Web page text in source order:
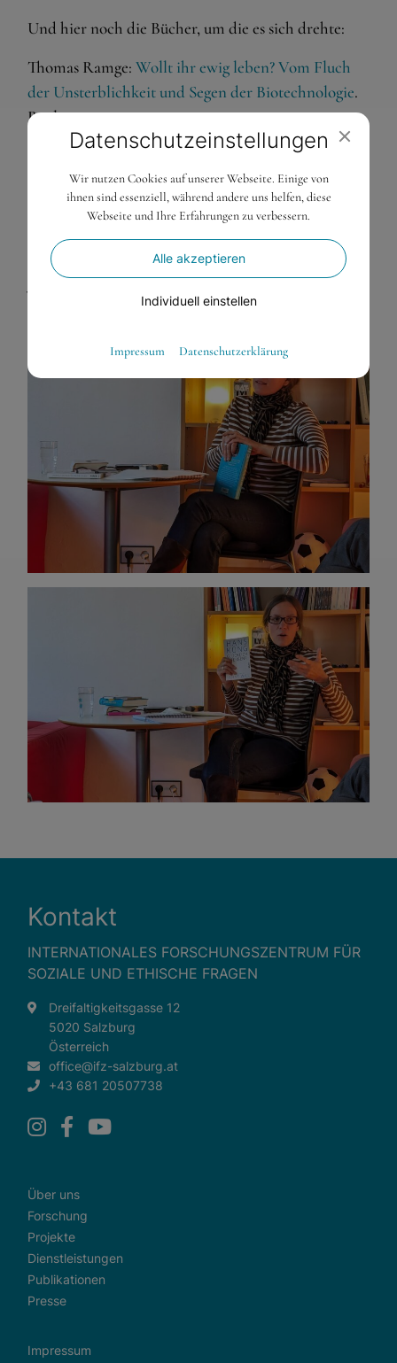
Und hier noch die Bücher, um die es sich drehte:
Thomas Ramge: Wollt ihr ewig leben? Vom Fluch
der Unsterblichkeit und Segen der Biotechnologie.
Reclam, 2023
Hans Küng: Glücklich sterben? Piper, 2014
Caitlin Doughty:Wo die Toten tanzen. Wie rund
um die Welt gestorben und getrauert wird. Malik
Verlag, 2019
Julian Barnes:Nichts, was man fürchten müsste. btb
Kontakt
INTERNATIONALES FORSCHUNGSZENTRUM FÜR
SOZIALE UND ETHISCHE FRAGEN
Dreifaltigkeitsgasse 12
5020 Salzburg
Österreich
office@ifz-salzburg.at
+43 681 20507738
Über uns
Forschung
Projekte
Dienstleistungen
Publikationen
Presse
Impressum
Datenschutz­einstellungen
Wir nutzen Cookies auf unserer Webseite. Einige von
ihnen sind essenziell, während andere uns helfen, diese
Webseite und Ihre Erfahrungen zu verbessern.
Alle akzeptieren
Individuell einstellen
Essenzielle Cookies ermöglichen grundlegende Funktionen
und sind für die einwandfreie Funktion der Website
Spracheinstellungen
Wenn Cookies von externen Medien akzeptiert werden,
bedarf der Zugriff auf externe Inhalte keiner manuellen
Zustimmung mehr.
Impressum Datenschutzerklärung